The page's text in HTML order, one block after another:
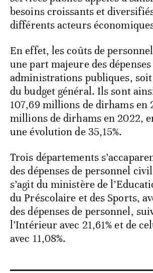
besoins croissants et
différents acteurs
En effet, les coûts de
une part majeure des dépenses
administrations publiques, soit
du budget général. Ils sont
107,69 millions de dirhams en
millions de dirhams en 2022,
une évolution de 35,15%.
Trois départements
des dépenses de personnel
s’agit du ministère de
du Préscolaire et des Sports,
des dépenses de personnel,
l’Intérieur avec 21,61% et de
avec 11,08%.